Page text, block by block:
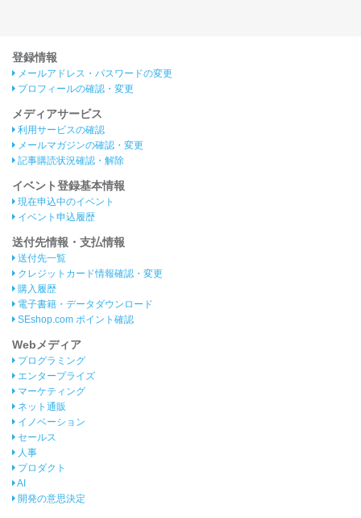
登録情報
メールアドレス・パスワードの変更
プロフィールの確認・変更
メディアサービス
利用サービスの確認
メールマガジンの確認・変更
記事購読状況確認・解除
イベント登録基本情報
現在申込中のイベント
イベント申込履歴
送付先情報・支払情報
送付先一覧
クレジットカード情報確認・変更
購入履歴
電子書籍・データダウンロード
SEshop.com ポイント確認
Webメディア
プログラミング
エンタープライズ
マーケティング
ネット通販
イノベーション
セールス
人事
プロダクト
AI
開発の意思決定